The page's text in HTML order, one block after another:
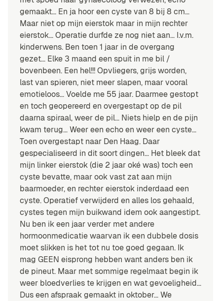
gemaakt… En ja hoor een cyste van 8 bij 8 cm…
Maar niet op mijn eierstok maar in mijn rechter
eierstok… Operatie durfde ze nog niet aan… I.v.m.
kinderwens. Ben toen 1 jaar in de overgang
gezet… Elke 3 maand een spuit in me bil /
bovenbeen. Een hel!!! Opvliegers, grijs worden,
last van spieren, niet meer slapen, maar vooral
emotieloos… Voelde me 55 jaar. Daarmee gestopt
en toch geopereerd en overgestapt op de pil
daarna spiraal, weer de pil… Niets hielp en de pijn
kwam terug… Weer een echo en weer een cyste…
Toen overgestapt naar Den Haag. Daar
gespecialiseerd in dit soort dingen… Het bleek dat
mijn linker eierstok (die 2 jaar oké was) toch een
cyste bevatte, maar ook vast zat aan mijn
baarmoeder, en rechter eierstok inderdaad een
cyste. Operatief verwijderd en alles los gehaald,
cystes tegen mijn buikwand idem ook aangestipt.
Nu ben ik een jaar verder met andere
hormoonmedicatie waarvan ik een dubbele dosis
moet slikken is het tot nu toe goed gegaan. Ik
mag GEEN eisprong hebben want anders ben ik
de pineut. Maar met sommige regelmaat begin ik
weer bloedverlies te krijgen en wat gevoeligheid…
Dus een afspraak gemaakt in oktober… We